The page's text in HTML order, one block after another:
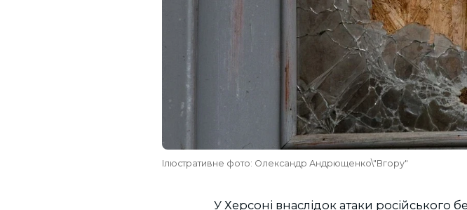
Ілюстративне фото: Олександр Андрющенко\"Вгору"
У Херсоні внаслідок атаки російського